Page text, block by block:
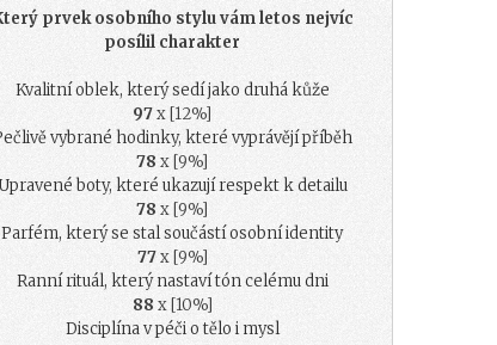
prvek osobního stylu vám letos nejvíc
posílil charakter
Kvalitní oblek, který sedí jako druhá kůže
97x [12%]
vybrané hodinky, které vyprávějí příběh
78 x [9%]
boty, které ukazují respekt k detailu
78 x [9%]
Parfém, který se stal součástí osobní identity
77x [9%]
Ranní rituál, který nastaví tón celému dni
88 x [10%]
Disciplína v péči o tělo i mysl